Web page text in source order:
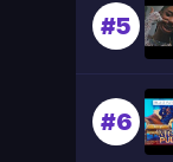
#5
#6